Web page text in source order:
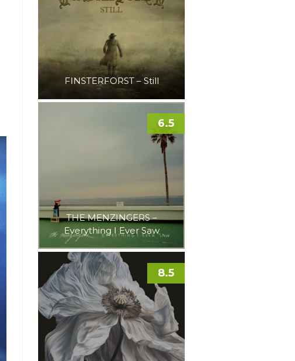
FINSTERFORST – Still
THE MENZINGERS –
Everything I Ever Saw
6.5
8.5